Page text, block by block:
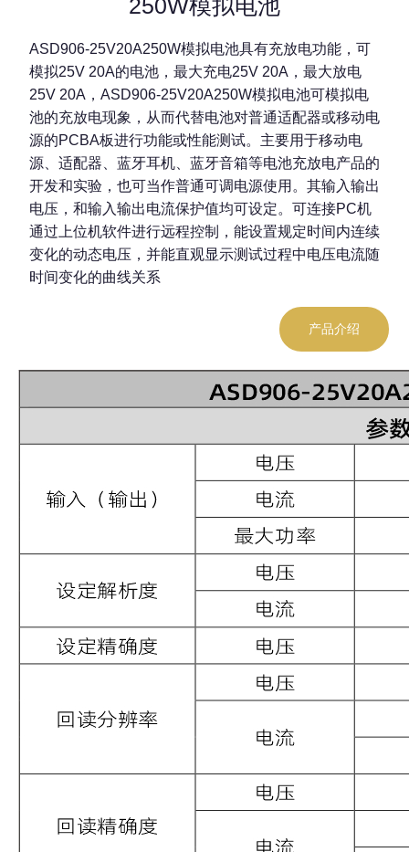
250W模拟电池
ASD906-25V20A250W模拟电池具有充放电功能，可
模拟25V 20A的电池，最大充电25V 20A，最大放电
25V 20A，ASD906-25V20A250W模拟电池可模拟电
池的充放电现象，从而代替电池对普通适配器或移动电
源的PCBA板进行功能或性能测试。主要用于移动电
源、适配器、蓝牙耳机、蓝牙音箱等电池充放电产品的
开发和实验，也可当作普通可调电源使用。其输入输出
电压，和输入输出电流保护值均可设定。可连接PC机
通过上位机软件进行远程控制，能设置规定时间内连续
变化的动态电压，并能直观显示测试过程中电压电流随
时间变化的曲线关系
产品介绍